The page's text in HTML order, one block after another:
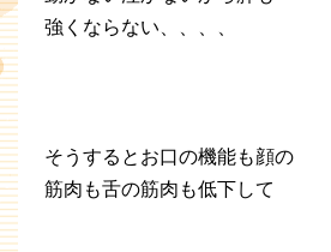
強くならない、、、、
そうするとお口の機能も顔の
筋肉も舌の筋肉も低下して